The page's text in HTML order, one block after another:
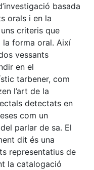
basada
orals i en la
criteris que
la forma oral. Així
vessants
en el
tarbener, com
l’art de la
detectats en
com un
parlar de sa. El
dit és una
representatius de
la catalogació